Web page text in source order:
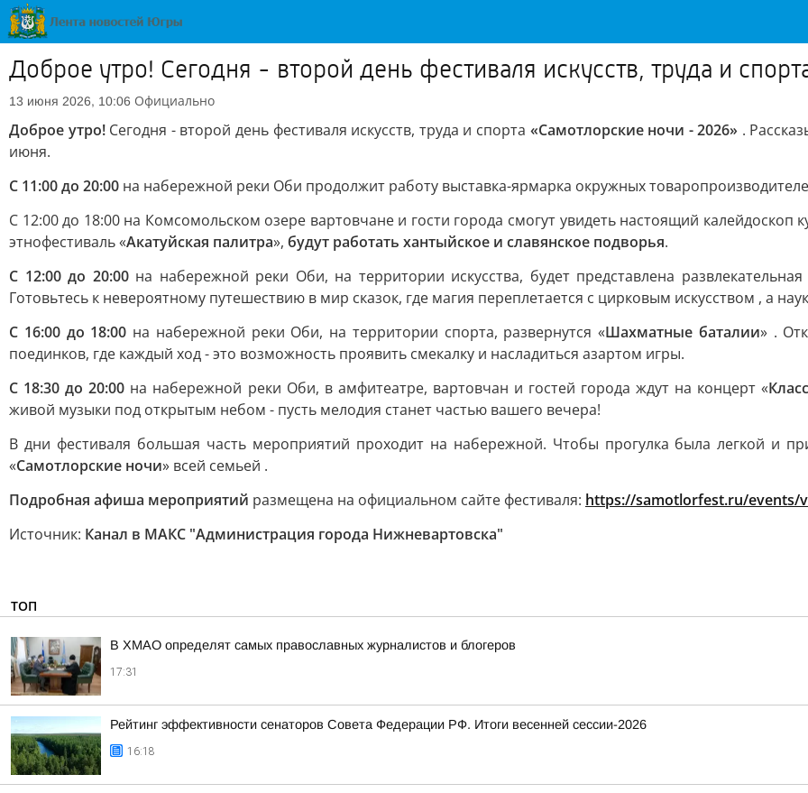
Доброе утро! Сегодня - второй день фестиваля искусств, труда и
13 июня 2026, 10:06 Официально
Доброе утро!Сегодня - второй день фестиваля искусств, труда и спорта «Самотлорские ночи - 2026» .
июня.
С 11:00 до 20:00 на набережной реки Оби продолжит работу выставка-ярмарка окружных
C 12:00 до 18:00 на Комсомольском озере вартовчане и гости города смогут увидеть настоящий калейдоскоп
этнофестиваль «Акатуйская палитра», будут работать хантыйское и славянское подворья.
С 12:00 до 20:00на набережной реки Оби, на территории искусства, будет представлена
Готовьтесь к невероятному путешествию в мир сказок, где магия переплетается с цирковым искусством , а
С 16:00 до 18:00 на набережной реки Оби, на территории спорта, развернутся «Шахматные баталии» .
поединков, где каждый ход - это возможность проявить смекалку и насладиться азартом игры.
С 18:30 до 20:00 на набережной реки Оби, в амфитеатре, вартовчан и гостей города ждут на концерт «
живой музыки под открытым небом - пусть мелодия станет частью вашего вечера!
В дни фестиваля большая часть мероприятий проходит на набережной. Чтобы прогулка была легкой и
«Самотлорские ночи» всей семьей .
Подробная афиша мероприятий размещена на официальном сайте фестиваля: https://samotlorfest.ru/events/
Источник: Канал в МАКС "Администрация города Нижневартовска"
ТОП
В ХМАО определят самых православных журналистов и блогеров
17:31
Рейтинг эффективности сенаторов Совета Федерации РФ. Итоги весенней сессии-2026
16:18